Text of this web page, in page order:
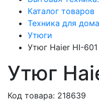
Каталог товаров
Техника для дома
Утюги
Утюг Haier HI-601
Утюг
Код товара: 218639